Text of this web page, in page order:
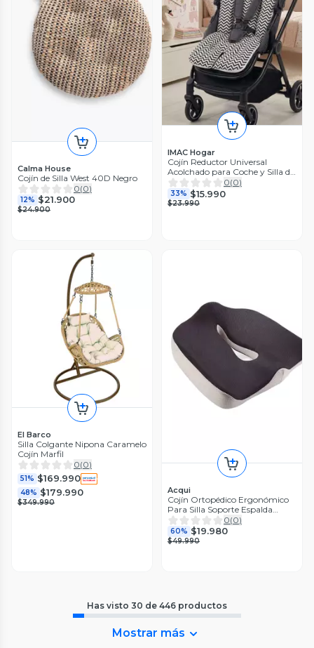
Calma House
Cojín de Silla West 40D Negro
0(0)
12% $21.900
$24.900
IMAC Hogar
Cojín Reductor Universal
Acolchado para Coche y Silla de
Auto A04
0(0)
33% $15.990
$23.990
El Barco
Silla Colgante Nipona Caramelo
Cojín Marfil
0(0)
51% $169.990
48% $179.990
$349.990
Acqui
Cojín Ortopédico Ergonómico
Para Silla Soporte Espalda
Acqui
0(0)
60% $19.980
$49.990
Has visto 30 de 446 productos
Mostrar más